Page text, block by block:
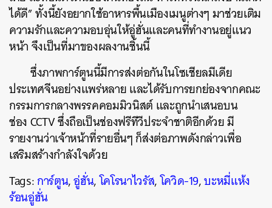
ได้ดี”ทั้งนี้ยังอยากใช้อาหารพื้นเมืองเมนูต่างๆมาช่วยเติม
ความรักและความอบอุ่นให้อู่ฮั่นและคนที่ทำงานอยู่แนว
หน้าจึงเป็นที่มาของผลงานชิ้นนี้
ซึ่งภาพการ์ตูนนี้มีการส่งต่อกันในโซเชียลมีเดีย
ประเทศจีนอย่างแพร่หลาย และได้รับการยกย่องจากคณะ
กรรมการกลางพรรคคอมมิวนิสต์และถูกนำเสนอบน
ช่องCCTVซึ่งถือเป็นช่องฟรีทีวีประจำชาติอีกด้วยมี
รายงานว่าเจ้าหน้าที่รายอื่นๆก็ส่งต่อภาพดังกล่าวเพื่อ
เสริมสร้างกำลังใจด้วย
Tags:การ์ตูน,อู่ฮั่น,โคโรนาไวรัส,โควิด-19,บะหมี่แห้ง
ร้อนอู่ฮั่น
ค้นหา
SHARE TWEET LINE EMAIL